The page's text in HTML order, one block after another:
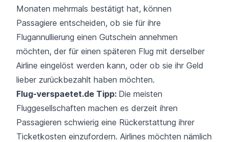
Monaten mehrmals bestätigt hat, können
Passagiere entscheiden, ob sie für ihre
Flugannullierung einen Gutschein annehmen
möchten, der für einen späteren Flug mit derselber
Airline eingelöst werden kann, oder ob sie ihr Geld
lieber zurückbezahlt haben möchten.
Flug-verspaetet.de Tipp: Die meisten
Fluggesellschaften machen es derzeit ihren
Passagieren schwierig eine Rückerstattung ihrer
Ticketkosten einzufordern. Airlines möchten nämlich